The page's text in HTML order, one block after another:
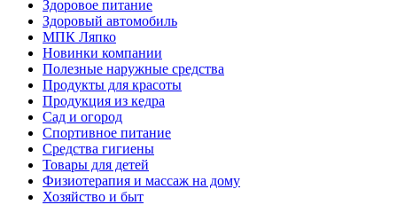
Здоровое питание
Здоровый автомобиль
МПК Ляпко
Новинки компании
Полезные наружные средства
Продукты для красоты
Продукция из кедра
Сад и огород
Спортивное питание
Средства гигиены
Товары для детей
Физиотерапия и массаж на дому
Хозяйство и быт